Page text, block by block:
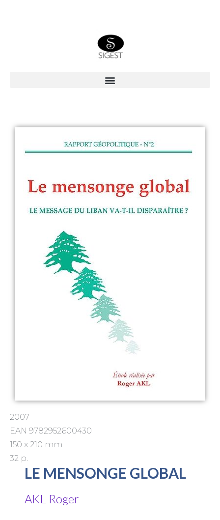
2007
EAN 9782952600430
150 x 210 mm
32 p.
LE MENSONGE GLOBAL
AKL Roger